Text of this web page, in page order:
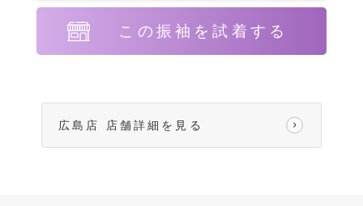
この振袖を試着する
広島店 店舗詳細を見る